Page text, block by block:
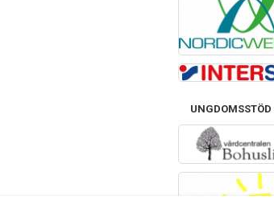
UNGDOMSSTÖD